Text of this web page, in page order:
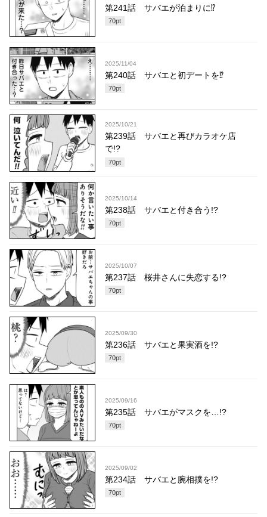
第241話 サバエが泊まりに⁉
70pt
2025/11/04
第240話 サバエと初デートを⁉︎
70pt
2025/10/21
第239話 サバエと再びカラオケ店
で!?
70pt
2025/10/14
第238話 サバエと付き合う!?
70pt
2025/10/07
第237話 桜井さんに失恋する!?
70pt
2025/09/30
第236話 サバエと果実酒を!?
70pt
2025/09/16
第235話 サバエがマスクを…!?
70pt
2025/09/02
第234話 サバエと腕相撲を!?
70pt